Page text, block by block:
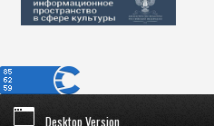
Desktop Version